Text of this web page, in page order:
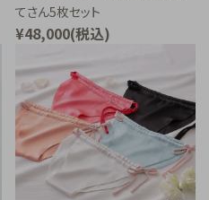
てさん5枚セット
¥48,000(税込)